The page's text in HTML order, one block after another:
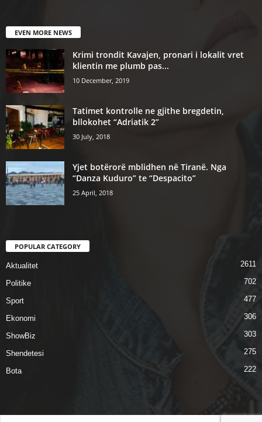
EVEN MORE NEWS
Krimi trondit Kavajen, pronari i lokalit vret
klientin me plumb pas...
10 December, 2019
Tatimet kontrolle ne gjithe bregdetin,
bllokohet “Adriatik 2”
30 July, 2018
Yjet botërorë mblidhen në Tiranë. Nga
“Danza Kuduro” te “Despacito”
25 April, 2018
POPULAR CATEGORY
Aktualitet 2611
Politike 702
Sport 477
Ekonomi 306
ShowBiz 303
Shendetesi 275
Bota 222